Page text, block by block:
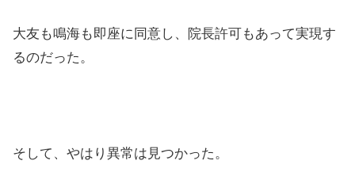
大友も鳴海も即座に同意し、院長許可もあって実現す
るのだった。
そして、やはり異常は見つかった。